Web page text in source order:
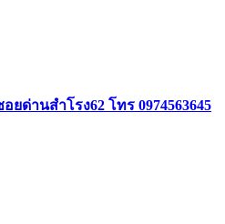
านสำโรง62 โทร 0974563645